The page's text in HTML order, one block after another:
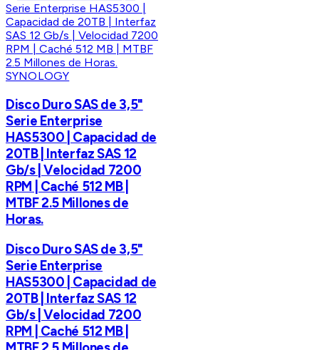
SYNOLOGY
Disco Duro SAS de 3,5"
Serie Enterprise
HAS5300 | Capacidad de
20TB | Interfaz SAS 12
Gb/s | Velocidad 7200
RPM | Caché 512 MB |
MTBF 2.5 Millones de
Horas.
Disco Duro SAS de 3,5"
Serie Enterprise
HAS5300 | Capacidad de
20TB | Interfaz SAS 12
Gb/s | Velocidad 7200
RPM | Caché 512 MB |